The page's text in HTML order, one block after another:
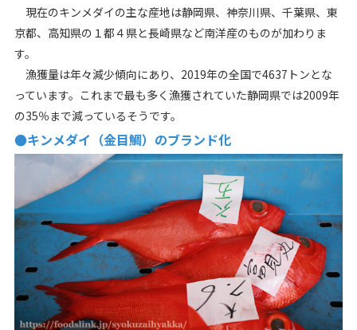
現在のキンメダイの主な産地は静岡県、神奈川県、千葉県、東
京都、高知県の１都４県と長崎県など南洋産のものが加わりま
す。
漁獲量は年々減少傾向にあり、2019年の全国で4637トンとな
っています。これまで最も多く漁獲されていた静岡県では2009年
の35％まで減っているそうです。
●キンメダイ（金目鯛）のブランド化